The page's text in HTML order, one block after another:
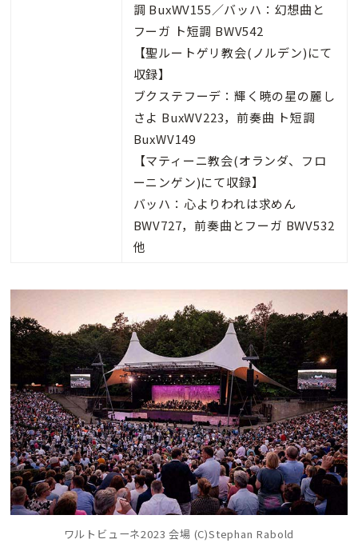
調 BuxWV155／バッハ：幻想曲と
フーガ ト短調 BWV542
【聖ルートゲリ教会(ノルデン)にて
収録】
ブクステフーデ：輝く暁の星の麗し
さよ BuxWV223，前奏曲 ト短調
BuxWV149
【マティーニ教会(オランダ、フロ
ーニンゲン)にて収録】
バッハ：心よりわれは求めん
BWV727，前奏曲とフーガ BWV532
他
ワルトビューネ2023 会場 (C)Stephan Rabold